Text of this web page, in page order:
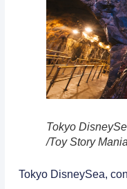
Tokyo
/Toy Story Mania
Tokyo DisneySea,